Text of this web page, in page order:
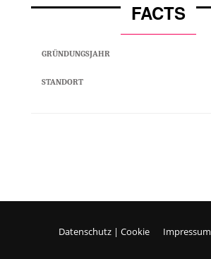
FACTS
GRÜNDUNGSJAHR
STANDORT
Datenschutz | Cookie Impressum